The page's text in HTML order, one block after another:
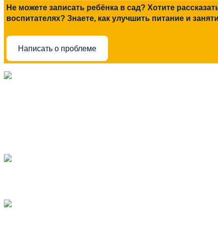
Не можете записать ребёнка в сад? Хотите
воспитателях? Знаете, как улучшить питание и
Написать о проблеме